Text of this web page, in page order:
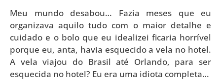
Meu mundo desabou… Fazia meses que eu
organizava aquilo tudo com o maior detalhe e
cuidado e o bolo que eu idealizei ficaria horrível
porque eu, anta, havia esquecido a vela no hotel.
A vela viajou do Brasil até Orlando, para ser
esquecida no hotel? Eu era uma idiota completa…